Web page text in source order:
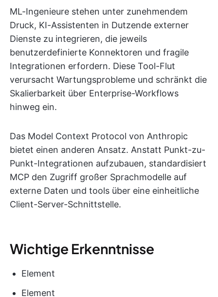
ML-Ingenieure stehen unter zunehmendem
Druck, KI-Assistenten in Dutzende externer
Dienste zu integrieren, die jeweils
benutzerdefinierte Konnektoren und fragile
Integrationen erfordern. Diese Tool-Flut
verursacht Wartungsprobleme und schränkt die
Skalierbarkeit über Enterprise-Workflows
hinweg ein.
Das Model Context Protocol von Anthropic
bietet einen anderen Ansatz. Anstatt Punkt-zu-
Punkt-Integrationen aufzubauen, standardisiert
MCP den Zugriff großer Sprachmodelle auf
externe Daten und tools über eine einheitliche
Client-Server-Schnittstelle.
Wichtige Erkenntnisse
Element
Element